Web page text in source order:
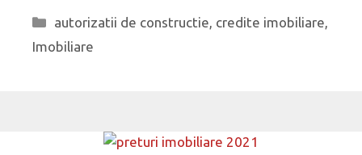
Categorii
autorizatii de constructie, credite imobiliare,
Imobiliare